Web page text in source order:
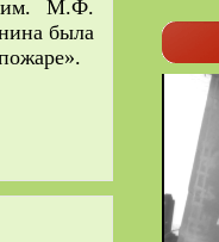
им. М.Ф.
была